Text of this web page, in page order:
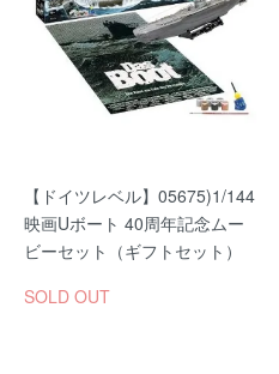
【ドイツレベル】05675)1/144
映画Uボート 40周年記念ムー
ビーセット（ギフトセット）
SOLD OUT